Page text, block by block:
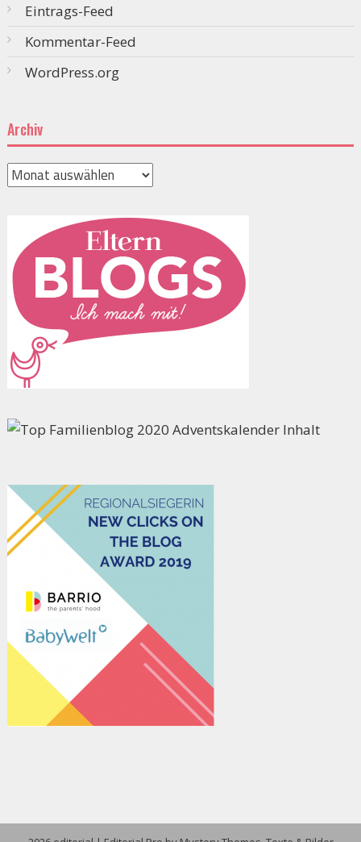
Eintrags-Feed
Kommentar-Feed
WordPress.org
Archiv
Archiv